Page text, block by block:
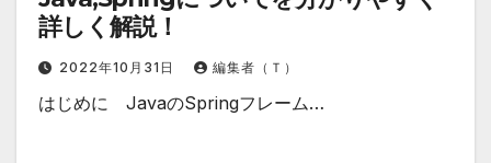
詳しく解説！
2022年10月31日 編集者（Ｔ）
はじめに JavaのSpringフレーム…